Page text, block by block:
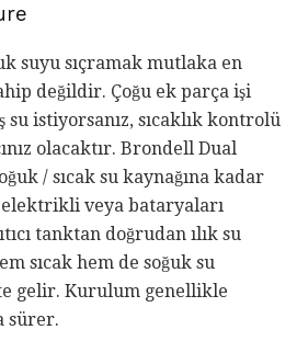
suyu sıçramak mutlaka en
değildir. Çoğu ek parça işi
su istiyorsanız, sıcaklık kontrolü
olacaktır. Brondell Dual
/ sıcak su kaynağına kadar
veya bataryaları
tanktan doğrudan ılık su
sıcak hem de soğuk su
gelir. Kurulum genellikle
sürer.